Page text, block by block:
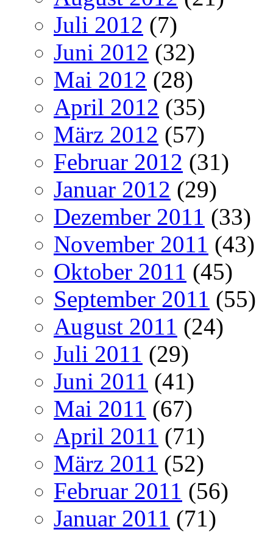
Juli 2012 (7)
Juni 2012 (32)
Mai 2012 (28)
April 2012 (35)
März 2012 (57)
Februar 2012 (31)
Januar 2012 (29)
Dezember 2011 (33)
November 2011 (43)
Oktober 2011 (45)
September 2011 (55)
August 2011 (24)
Juli 2011 (29)
Juni 2011 (41)
Mai 2011 (67)
April 2011 (71)
März 2011 (52)
Februar 2011 (56)
Januar 2011 (71)